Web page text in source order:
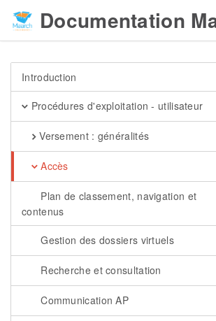
Documentation
Introduction
Procédures d'exploitation - utilisateur
Versement : généralités
Accès
Plan de classement, navigation et
contenus
Gestion des dossiers virtuels
Recherche et consultation
Communication AP